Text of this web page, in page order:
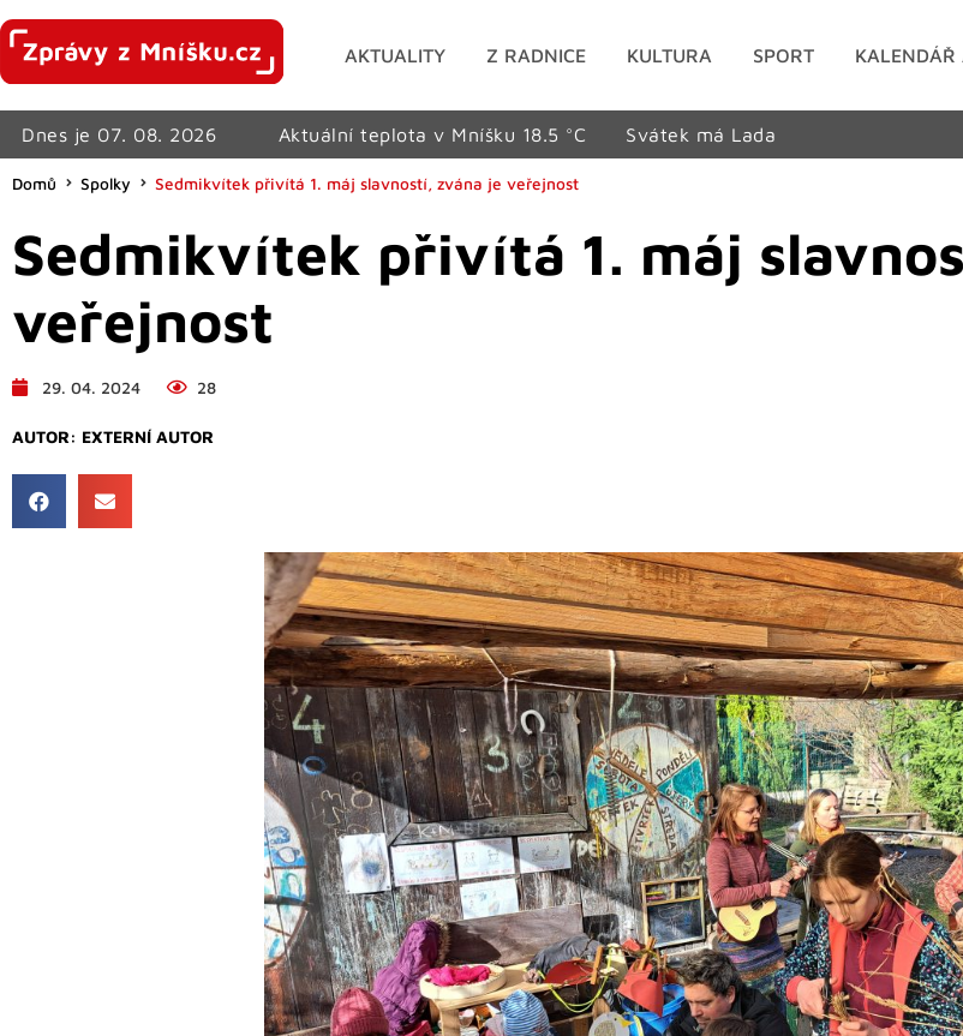
AKTUALITY Z RADNICE KULTURA SPORT KALENDÁŘ
Dnes je 07. 08. 2026 Aktuální teplota v Mníšku 18.5 °C Svátek má Lada
Domů Spolky Sedmikvítek přivítá 1. máj slavností, zvána je veřejnost
Sedmikvítek přivítá 1. máj
veřejnost
29. 04. 2024 28
AUTOR: EXTERNÍ AUTOR